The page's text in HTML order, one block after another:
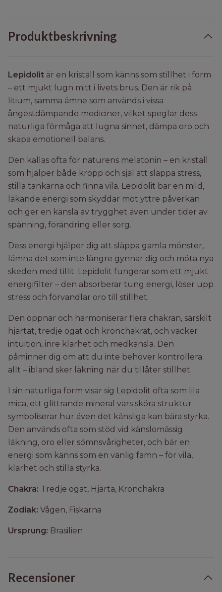
Produktbeskrivning
Lepidolit är en kristall som känns som stillhet i form
– ett mjukt lugn mitt i livets brus. Den är rik på
litium, samma ämne som används i vissa
ångestdämpande mediciner, vilket speglar dess
naturliga förmåga att lugna sinnet, dämpa oro och
skapa emotionell balans.
Den kallas ofta för naturens melatonin – en kristall
som hjälper både kropp och själ att släppa stress,
stilla tankarna och finna vila. Lepidolit bär en mild,
läkande energi som skyddar mot yttre påverkan
och ger en känsla av trygghet även under tider av
spänning, förändring eller sorg.
Dess energi hjälper dig att släppa gamla mönster,
lämna det som inte längre gynnar dig och möta nya
skeden med tillit. Lepidolit fungerar som ett mjukt
energifilter – den absorberar tung energi, löser upp
stress och förvandlar oro till stillhet.
Den öppnar och harmoniserar flera chakran, särskilt
hjärtat, tredje ögat och kronchakrat, och väcker
intuition, inre klarhet och medkänsla. Den
påminner dig om att du inte behöver kontrollera
allt – ibland sker läkning när du tillåter stillhet.
I sin naturliga form visar sig Lepidolit ofta som lila
mica, ett glittrande mineral vars sköra struktur
symboliserar hur även det känsliga kan bära styrka.
Den används ofta som stöd vid känslomässig
läkning, oro eller sömnsvårigheter, och bär en
energi som känns som en vänlig famn – för vila,
klarhet och stilla styrka.
Chakra: Tredje ögat, Hjärta, Kronchakra
Zodiak: Vågen, Fiskarna
Ursprung: Brasilien
Recensioner